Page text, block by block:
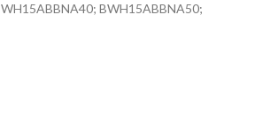
BWH15ABBNA50;